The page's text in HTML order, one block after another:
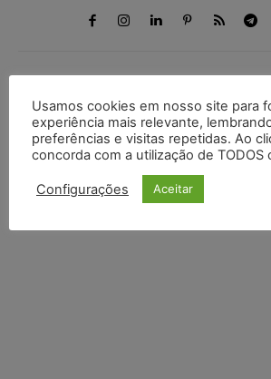
Default Comments (0) Facebook Comments
Usamos cookies em nosso site para
experiência mais relevante,
preferências e visitas repetidas. Ao
concorda com a utilização de TODOS
Configurações Aceitar